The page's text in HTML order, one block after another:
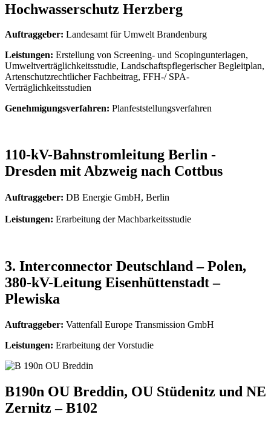
Hochwasserschutz Herzberg
Auftraggeber: Landesamt für Umwelt Brandenburg
Leistungen: Erstellung von Screening- und Scopingunterlagen,
Umweltverträglichkeitsstudie, Landschaftspflegerischer Begleitplan,
Artenschutzrechtlicher Fachbeitrag, FFH-/ SPA-
Verträglichkeitsstudien
Genehmigungsverfahren: Planfeststellungsverfahren
110-kV-Bahnstromleitung Berlin -
Dresden mit Abzweig nach Cottbus
Auftraggeber: DB Energie GmbH, Berlin
Leistungen: Erarbeitung der Machbarkeitsstudie
3. Interconnector Deutschland – Polen,
380-kV-Leitung Eisenhüttenstadt –
Plewiska
Auftraggeber: Vattenfall Europe Transmission GmbH
Leistungen: Erarbeitung der Vorstudie
B190n OU Breddin, OU Stüdenitz und NE
Zernitz – B102